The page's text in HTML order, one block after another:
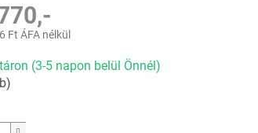
Ft ÁFA nélkül
(3-5 napon belül Önnél)